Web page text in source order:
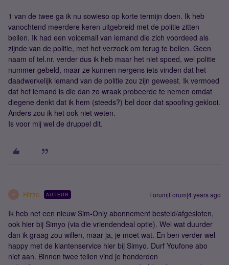
1 van de twee ga ik nu sowieso op korte termijn doen. Ik heb
vanochtend meerdere keren uitgebreid met de politie zitten
bellen. Ik had een voicemail van iemand die zich voordeed als
zijnde van de politie, met het verzoek om terug te bellen. Geen
naam of tel.nr. verder dus ik heb maar het niet spoed, wel politie
nummer gebeld, maar ze kunnen nergens iets vinden dat het
daadwerkelijk iemand van de politie zou zijn geweest. Ik vermoed
dat het iemand is die dan zo wraak probeerde te nemen omdat
diegene denkt dat ik hem (steeds?) bel door dat spoofing geklooi.
Anders zou ik het ook niet weten.
Is voor mij wel de druppel dit.
H Hirzo AUTEUR Forum|Forum|4 years ago
Ik heb net een nieuw Sim-Only abonnement besteld/afgesloten,
ook hier bij Simyo (via die vriendendeal optie). Wel wat duurder
dan ik graag zou willen, maar ja, je moet wat. En ben verder wel
happy met de klantenservice hier bij Simyo. Durf Youfone abo
niet aan. Binnen twee tellen vind je honderden